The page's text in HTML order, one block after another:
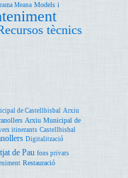
Meana Models i
tècnics
de Castellbisbal Arxiu
Arxiu Municipal de
itinerants Castellbisbal
Digitalització
de Pau fons privats
Restauració